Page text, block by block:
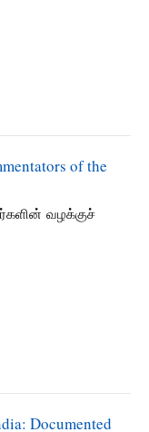
of the
வழக்குச்
Documented